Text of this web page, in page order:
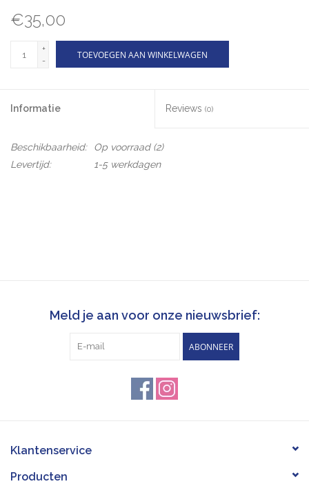
€35,00
+
-
TOEVOEGEN AAN WINKELWAGEN
Informatie Reviews (0)
Beschikbaarheid: Op voorraad(2)
Levertijd:
1-5 werkdagen
Meld je aan voor onze nieuwsbrief:
ABONNEER
Klantenservice
Producten